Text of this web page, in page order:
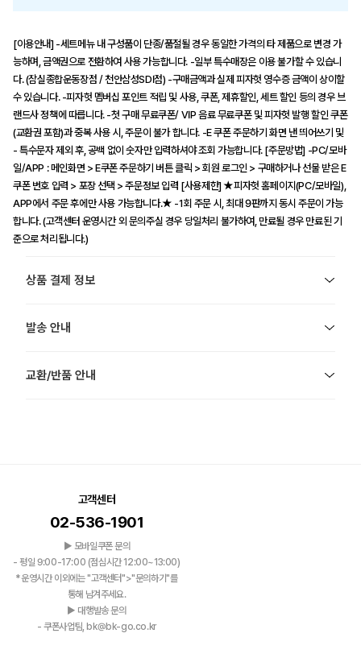
[이용안내] -세트메뉴 내 구성품이 단종/품절될 경우 동일한 가격의 타 제품으로 변경 가
능하며, 금액권으로 전환하여 사용 가능합니다. -일부 특수매장은 이용 불가할 수 있습니
다. (잠실종합운동장점 / 천안삼성SDI점) -구매금액과 실제 피자헛 영수증 금액이 상이할
수 있습니다. -피자헛 멤버십 포인트 적립 및 사용, 쿠폰, 제휴할인, 세트 할인 등의 경우 브
랜드사 정책에 따릅니다. -첫 구매 무료쿠폰/ VIP 음료 무료쿠폰 및 피자헛 발행 할인 쿠폰
(교환권 포함)과 중복 사용 시, 주문이 불가 합니다. -E 쿠폰 주문하기 화면 낸 띄어쓰기 및
- 특수문자 제외 후, 공백 없이 숫자만 입력하셔야 조회 가능합니다. [주문방법] -PC/모바
일/APP : 메인화면 > E쿠폰 주문하기 버튼 클릭 > 회원 로그인 > 구매하거나 선물 받은 E
쿠폰 번호 입력 > 포장 선택 > 주문정보 입력 [사용제한] ★피자헛 홈페이지(PC/모바일),
APP에서 주문 후에만 사용 가능합니다.★ -1회 주문 시, 최대 9판까지 동시 주문이 가능
합니다. (고객센터 운영시간 외 문의주실 경우 당일처리 불가하여, 만료될 경우 만료된 기
준으로 처리됩니다.)
상품 결제 정보
발송 안내
교환/반품 안내
고객센터
02-536-1901
▶ 모바일쿠폰 문의
- 평일 9:00-17:00 (점심시간 12:00~13:00)
*운영시간 이외에는 "고객센터">"문의하기"를
통해 남겨주세요.
▶ 대행발송 문의
- 쿠폰사업팀, bk@bk-go.co.kr